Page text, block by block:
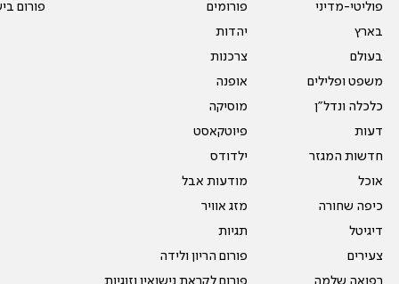
פוליטי-מדיני
בארץ
בעולם
משפט ופלילים
כלכלה ונדל"ן
דעות
חדשות המגזר
אוכל
כיפה שחורה
דיגיטל
צעירים
פורומים
יהדות
צרכנות
אופנה
מוסיקה
פיוטקאסט
ילדודס
מודעות אבל
מזג אוויר
תגיות
פורום הריון ולידה
פורום